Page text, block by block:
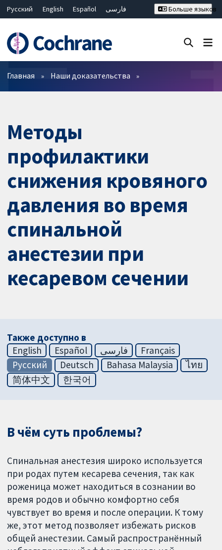
Русский English Español
فارسی
Bahasa Malaysia
ไทย
繁體中文
简体中文
Больше языков
Фильтры
Главная Наши доказательства
Методы
профилактики
снижения кровяного
давления во время
спинальной
анестезии при
кесаревом сечении
Также доступно в
English
Español فارسی
Français
Русский
Deutsch Bahasa Malaysia
ไทย
简体中文
한국어
В чём суть проблемы?
Спинальная анестезия широко используется
при родах путем кесарева сечения, так как
роженица может находиться в сознании во
время родов и обычно комфортно себя
чувствует во время и после операции. К тому
же, этот метод позволяет избежать рисков
общей анестезии. Самый распространённый